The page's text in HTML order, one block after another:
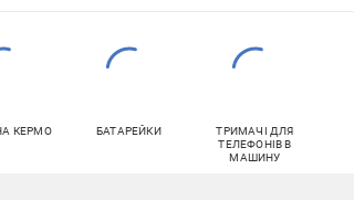
КЕРМО БАТАРЕЙКИ
ТРИМАЧІ ДЛЯ
ТЕЛЕФОНІВ В
МАШИНУ